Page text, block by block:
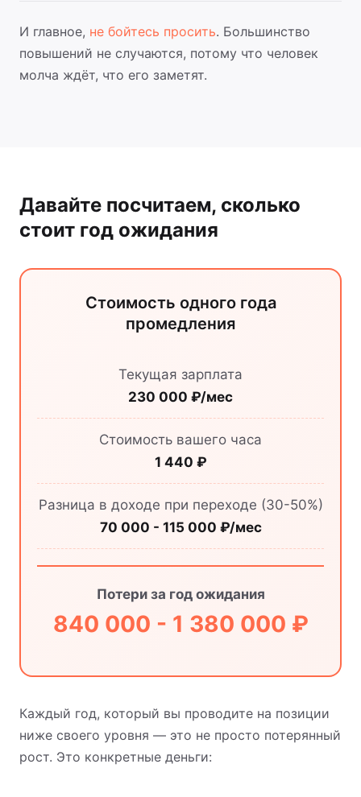
И главное, не бойтесь просить. Большинство
повышений не случаются, потому что человек
молча ждёт, что его заметят.
Давайте посчитаем, сколько
стоит год ожидания
Стоимость одного года
промедления
Текущая зарплата
230 000 ₽/мес
Стоимость вашего часа
1 440 ₽
Разница в доходе при переходе (30-50%)
70 000 - 115 000 ₽/мес
Потери за год ожидания
840 000 - 1 380 000 ₽
Каждый год, который вы проводите на позиции
ниже своего уровня — это не просто потерянный
рост. Это конкретные деньги: